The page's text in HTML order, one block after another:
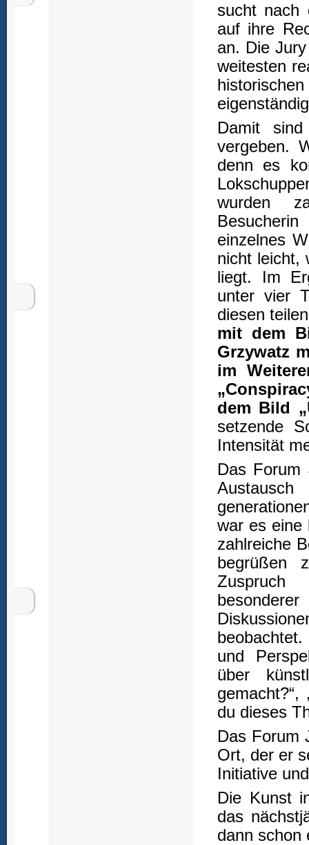
sucht nach
auf ihre
an. Die
weitesten
Damit
vergeben.
denn es
wurden
einzelnes
nicht leicht,
liegt. Im
unter vier
diesen
mit dem
Grzywatz
im
dem Bild
setzende
Intensität
Das Forum
war es eine
zahlreiche
begrüßen
Zuspruch
und
über
du dieses
Das Forum
Ort, der er
Initiative
Die Kunst
das
dann schon